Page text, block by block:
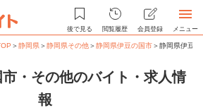
後で見る 閲覧履歴 会員登録 メニュー
＞静岡県＞静岡県その他＞静岡県伊豆の国市＞静岡県伊豆
・その他のバイト・求人情
報